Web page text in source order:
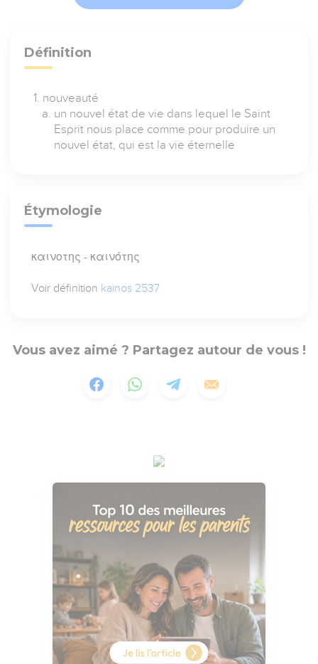
Définition
nouveauté
un nouvel état de vie dans lequel le Saint
Esprit nous place comme pour produire un
nouvel état, qui est la vie éternelle
Étymologie
καινοτης - καινότης
Voir définition kainos 2537
Vous avez aimé ? Partagez autour de vous !